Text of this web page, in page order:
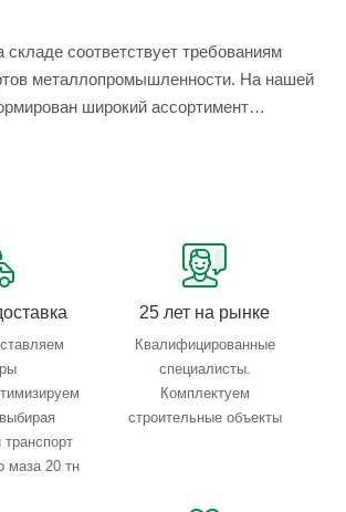
складе соответствует требованиям
металлопромышленности. На нашей
широкий ассортимент
маза 20 тн
25 лет на рынке
Квалифицированные
специалисты.
Комплектуем
строительные объекты